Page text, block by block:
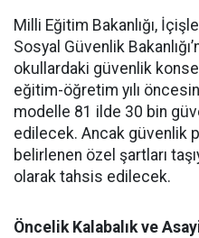
Milli Eğitim Bakanlığı,
Sosyal Güvenlik
okullardaki güvenlik
eğitim-öğretim yılı
modelle 81 ilde 30 bin
edilecek. Ancak güvenlik
belirlenen özel şartları
olarak tahsis edilecek.
Öncelik Kalabalık ve